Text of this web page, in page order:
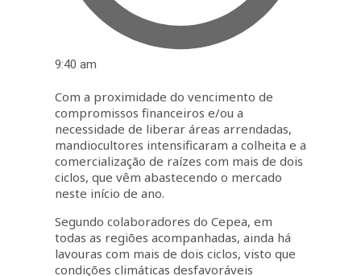
9:40 am
Com a proximidade do vencimento de
compromissos financeiros e/ou a
necessidade de liberar áreas arrendadas,
mandiocultores intensificaram a colheita e a
comercialização de raízes com mais de dois
ciclos, que vêm abastecendo o mercado
neste início de ano.
Segundo colaboradores do Cepea, em
todas as regiões acompanhadas, ainda há
lavouras com mais de dois ciclos, visto que
condições climáticas desfavoráveis